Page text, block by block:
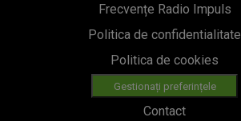
Frecvențe Radio Impuls
Politica de confidentialitate
Politica de cookies
Gestionați preferințele
Contact